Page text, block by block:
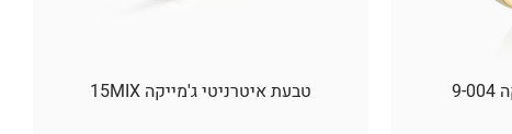
טבעת איטרניטי ג'מייקה 15MIX